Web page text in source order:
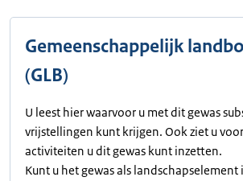
Gemeenschappelijk
(GLB)
U leest hier waarvoor u met dit gewas
vrijstellingen kunt krijgen. Ook ziet u
activiteiten u dit gewas kunt inzetten.
Kunt u het gewas als landschapselement